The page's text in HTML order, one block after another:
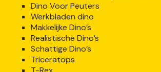
Dino Voor Peuters
Werkbladen dino
Makkelijke Dino’s
Realistische Dino’s
Schattige Dino’s
Triceratops